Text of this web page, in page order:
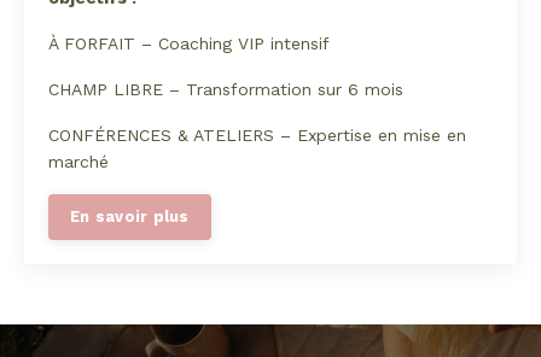
À FORFAIT – Coaching VIP intensif
CHAMP LIBRE – Transformation sur 6 mois
CONFÉRENCES & ATELIERS – Expertise en mise en
marché
En savoir plus